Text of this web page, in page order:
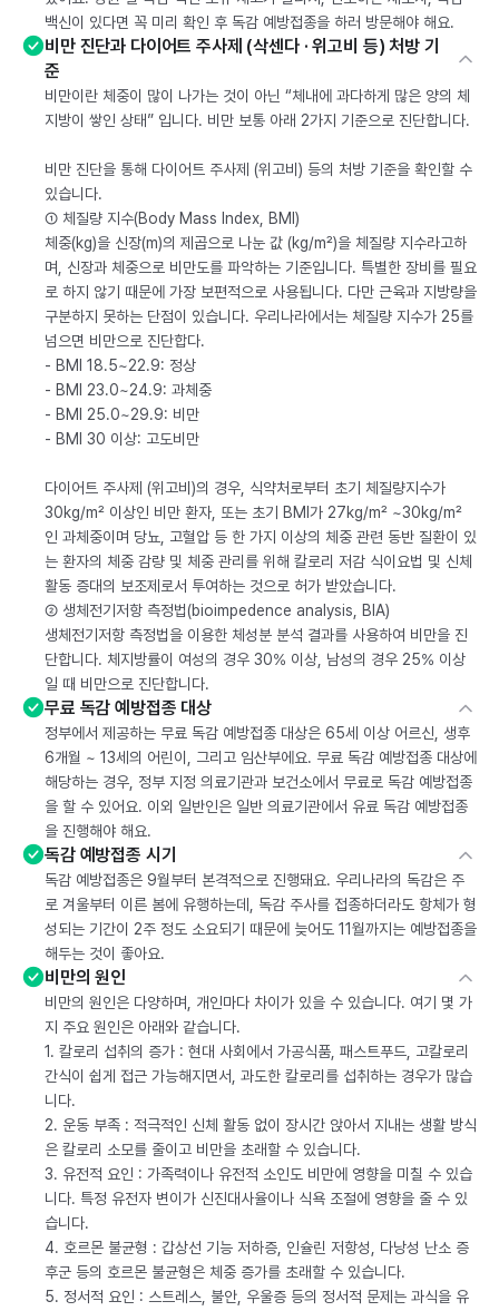
백신이 있다면 꼭 미리 확인 후 독감 예방접종을 하러 방문해야 해요.
비만 진단과 다이어트 주사제 (삭센다 · 위고비 등) 처방 기
준
비만이란 체중이 많이 나가는 것이 아닌 “체내에 과다하게 많은 양의 체
지방이 쌓인 상태” 입니다. 비만 보통 아래 2가지 기준으로 진단합니다.
비만 진단을 통해 다이어트 주사제 (위고비) 등의 처방 기준을 확인할 수
있습니다.
① 체질량 지수(Body Mass Index, BMI)
체중(kg)을 신장(m)의 제곱으로 나눈 값 (kg/m²)을 체질량 지수라고하
며, 신장과 체중으로 비만도를 파악하는 기준입니다. 특별한 장비를 필요
로 하지 않기 때문에 가장 보편적으로 사용됩니다. 다만 근육과 지방량을
구분하지 못하는 단점이 있습니다. 우리나라에서는 체질량 지수가 25를
넘으면 비만으로 진단합다.
- BMI 18.5~22.9: 정상
- BMI 23.0~24.9: 과체중
- BMI 25.0~29.9: 비만
- BMI 30 이상: 고도비만
다이어트 주사제 (위고비)의 경우, 식약처로부터 초기 체질량지수가
30kg/m² 이상인 비만 환자, 또는 초기 BMI가 27kg/m² ~30kg/m²
인 과체중이며 당뇨, 고혈압 등 한 가지 이상의 체중 관련 동반 질환이 있
는 환자의 체중 감량 및 체중 관리를 위해 칼로리 저감 식이요법 및 신체
활동 증대의 보조제로서 투여하는 것으로 허가 받았습니다.
② 생체전기저항 측정법(bioimpedence analysis, BIA)
생체전기저항 측정법을 이용한 체성분 분석 결과를 사용하여 비만을 진
단합니다. 체지방률이 여성의 경우 30% 이상, 남성의 경우 25% 이상
일 때 비만으로 진단합니다.
무료 독감 예방접종 대상
정부에서 제공하는 무료 독감 예방접종 대상은 65세 이상 어르신, 생후
6개월 ~ 13세의 어린이, 그리고 임산부에요. 무료 독감 예방접종 대상에
해당하는 경우, 정부 지정 의료기관과 보건소에서 무료로 독감 예방접종
을 할 수 있어요. 이외 일반인은 일반 의료기관에서 유료 독감 예방접종
을 진행해야 해요.
독감 예방접종 시기
독감 예방접종은 9월부터 본격적으로 진행돼요. 우리나라의 독감은 주
로 겨울부터 이른 봄에 유행하는데, 독감 주사를 접종하더라도 항체가 형
성되는 기간이 2주 정도 소요되기 때문에 늦어도 11월까지는 예방접종을
해두는 것이 좋아요.
비만의 원인
비만의 원인은 다양하며, 개인마다 차이가 있을 수 있습니다. 여기 몇 가
지 주요 원인은 아래와 같습니다.
1. 칼로리 섭취의 증가 : 현대 사회에서 가공식품, 패스트푸드, 고칼로리
간식이 쉽게 접근 가능해지면서, 과도한 칼로리를 섭취하는 경우가 많습
니다.
2. 운동 부족 : 적극적인 신체 활동 없이 장시간 앉아서 지내는 생활 방식
은 칼로리 소모를 줄이고 비만을 초래할 수 있습니다.
3. 유전적 요인 : 가족력이나 유전적 소인도 비만에 영향을 미칠 수 있습
니다. 특정 유전자 변이가 신진대사율이나 식욕 조절에 영향을 줄 수 있
습니다.
4. 호르몬 불균형 : 갑상선 기능 저하증, 인슐린 저항성, 다낭성 난소 증
후군 등의 호르몬 불균형은 체중 증가를 초래할 수 있습니다.
5. 정서적 요인 : 스트레스, 불안, 우울증 등의 정서적 문제는 과식을 유